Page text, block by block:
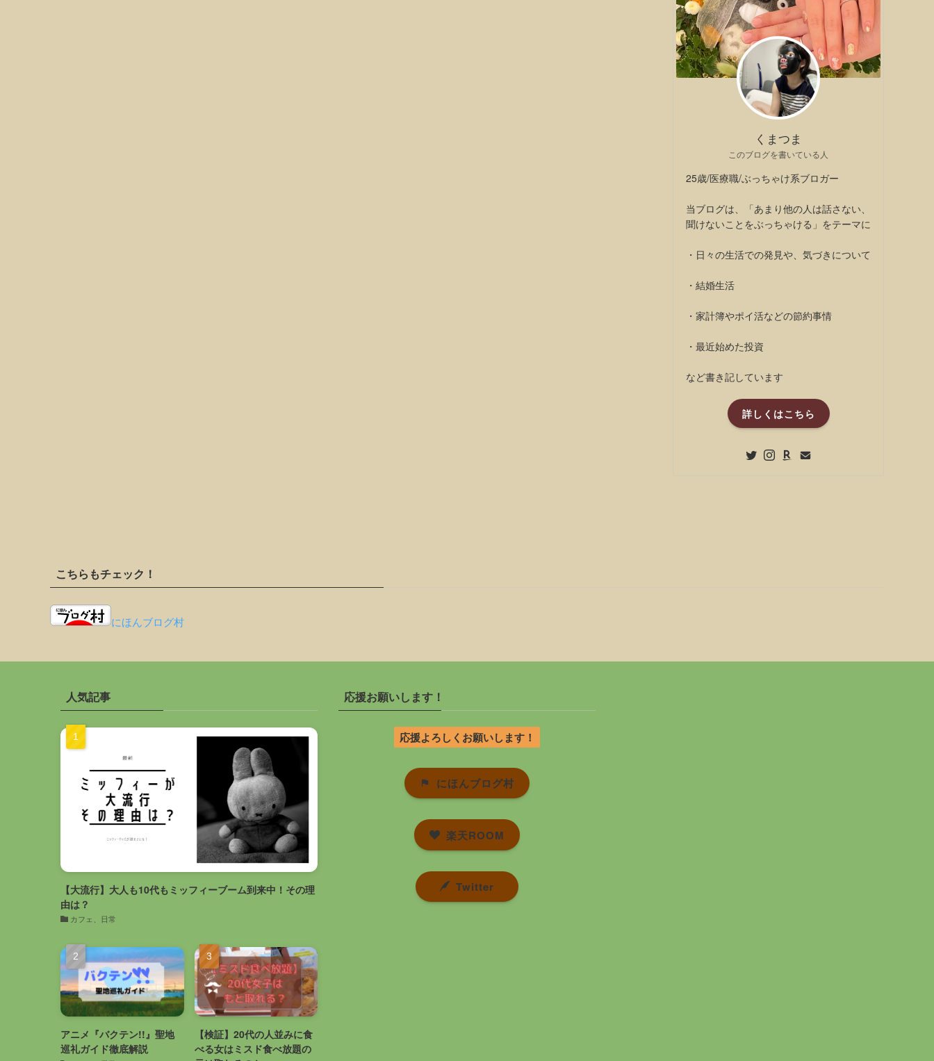
くまつま
このブログを書いている人
25歳/医療職/ぶっちゃけ系ブロガー
当ブログは、「あまり他の人は話さない、
聞けないことをぶっちゃける」をテーマに
・日々の生活での発見や、気づきについて
・結婚生活
・家計簿やポイ活などの節約事情
・最近始めた投資
など書き記しています
詳しくはこちら
こちらもチェック！
にほんブログ村
人気記事
【大流行】大人も10代もミッフィーブーム到来中！その理
由は？
カフェ、日常
アニメ『バクテン!!』聖地
巡礼ガイド徹底解説
【検証】20代の人並みに食
べる女はミスド食べ放題の
応援お願いします！
応援よろしくお願いします！
にほんブログ村
楽天ROOM
Twitter